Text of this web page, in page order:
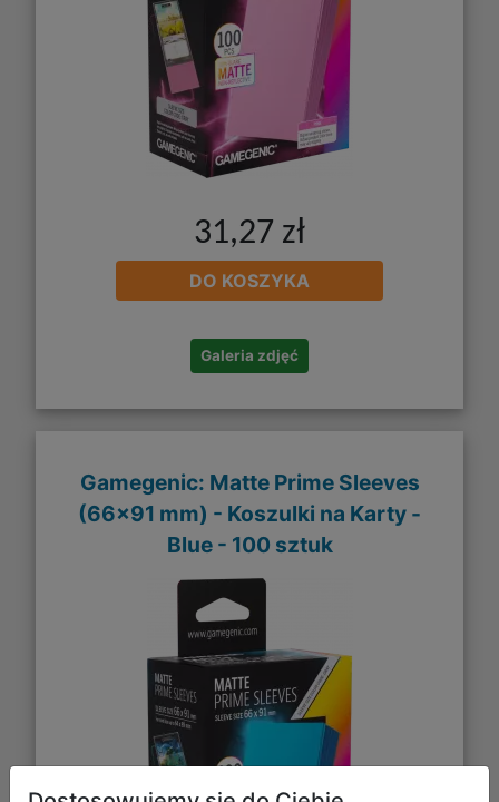
31,27 zł
DO KOSZYKA
Galeria zdjęć
Gamegenic: Matte Prime Sleeves
(66x91 mm) - Koszulki na Karty -
Blue - 100 sztuk